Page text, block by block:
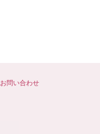
お問い合わせ